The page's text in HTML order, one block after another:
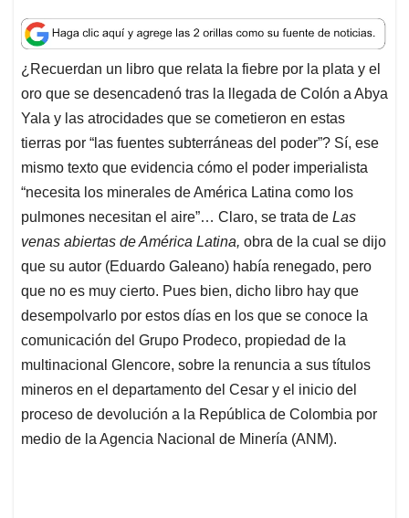
a
t
s
A
p
p
c
e
b
o
o
k
n
k
e
d
I
n
a
i
l
r
e
a
d
s
¿Recuerdan un libro que relata la fiebre por la plata y el
oro que se desencadenó tras la llegada de Colón a Abya
Yala y las atrocidades que se cometieron en estas
tierras por “las fuentes subterráneas del poder”? Sí, ese
mismo texto que evidencia cómo el poder imperialista
“necesita los minerales de América Latina como los
pulmones necesitan el aire”… Claro, se trata de Las
venas abiertas de América Latina, obra de la cual se dijo
que su autor (Eduardo Galeano) había renegado, pero
que no es muy cierto. Pues bien, dicho libro hay que
desempolvarlo por estos días en los que se conoce la
comunicación del Grupo Prodeco, propiedad de la
multinacional Glencore, sobre la renuncia a sus títulos
mineros en el departamento del Cesar y el inicio del
proceso de devolución a la República de Colombia por
medio de la Agencia Nacional de Minería (ANM).